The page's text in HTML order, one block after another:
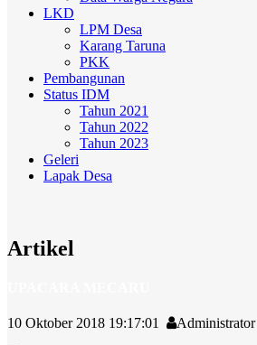
LKD
LPM Desa
Karang Taruna
PKK
Pembangunan
Status IDM
Tahun 2021
Tahun 2022
Tahun 2023
Geleri
Lapak Desa
Artikel
10 Oktober 2018 19:17:01 Administrator